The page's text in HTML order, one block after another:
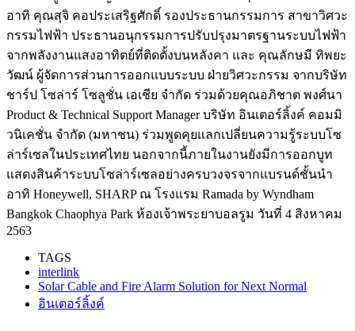
อาทิ คุณสุจิ คอประเสริฐศักดิ์ รองประธานกรรมการ สาขาวิศวะ
กรรมไฟฟ้า ประธานอนุกรรมการปรับปรุงมาตรฐานระบบไฟฟ้า
จากพลังงานแสงอาทิตย์ที่ติดตั้งบนหลังคา และ คุณลักษมี ทิพยะ
วัฒน์ ผู้จัดการส่วนการออกแบบระบบ ฝ่ายวิศวะกรรม จากบริษัท
ชาร์ป โซล่าร์ โซลูชั่น เอเชีย จำกัด ร่วมด้วยคุณอภิชาต พงศ์นา
Product & Technical Support Manager บริษัท อินเตอร์ลิ้งค์ คอมมิ
วนิเคชั่น จำกัด (มหาชน) ร่วมพูดคุยแลกเปลี่ยนความรู้ระบบโซ
ล่าร์เซลในประเทศไทย นอกจากนี้ภายในงานยังมีการออกบูท
แสดงสินค้าระบบโซล่าร์เซลอย่างครบวงจรจากแบรนด์ชั้นนำ
อาทิ Honeywell, SHARP ณ โรงแรม Ramada by Wyndham
Bangkok Chaophya Park ห้องเจ้าพระยาบอลรูม วันที่ 4 สิงหาคม
2563
TAGS
interlink
Solar Cable and Fire Alarm Solution for Next Normal
อินเตอร์ลิ้งค์